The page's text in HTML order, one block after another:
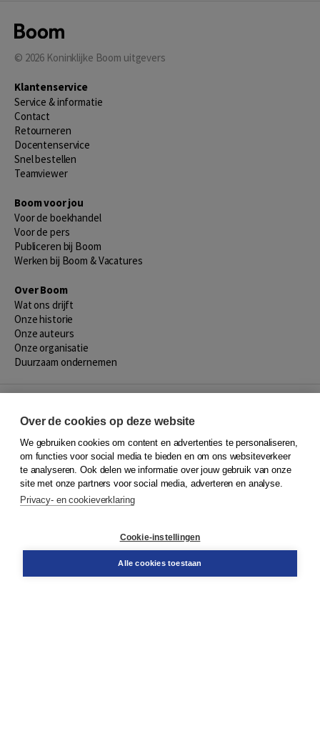
© 2026 Koninklijke Boom uitgevers
Klantenservice
Service & informatie
Contact
Retourneren
Docentenservice
Snel bestellen
Teamviewer
Boom voor jou
Voor de boekhandel
Voor de pers
Publiceren bij Boom
Werken bij Boom & Vacatures
Over Boom
Wat ons drijft
Onze historie
Onze auteurs
Onze organisatie
Duurzaam ondernemen
Algemene voorwaarden
Algemene voorwaarden zakelijk
Over de cookies op deze website
We gebruiken cookies om content en advertenties te personaliseren,
om functies voor social media te bieden en om ons websiteverkeer
te analyseren. Ook delen we informatie over jouw gebruik van onze
site met onze partners voor social media, adverteren en analyse.
Privacy- en cookieverklaring
Cookie-instellingen
Alle cookies toestaan